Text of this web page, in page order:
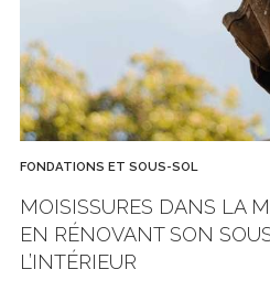
FONDATIONS ET SOUS-SOL
MOISISSURES DANS LA
EN RÉNOVANT SON
L’INTÉRIEUR